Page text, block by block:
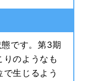
です。第3期
りのようなも
生じるよう